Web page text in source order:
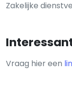
Zakelijke
Vraag hier een